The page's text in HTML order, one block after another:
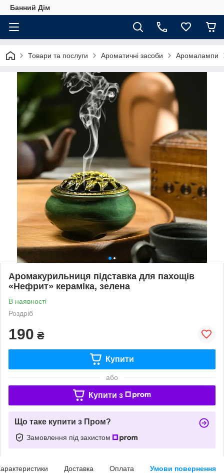
Банний Дім
Товари та послуги Ароматичні засоби Аромалампи
Аромакурильниця підставка для пахощів
«Нефрит» кераміка, зелена
В наявності
Роздріб
190 ₴
Купити
або
Купити з
Що таке купити з Пром?
Замовлення під захистом
Доставка Оплата Умови повернення